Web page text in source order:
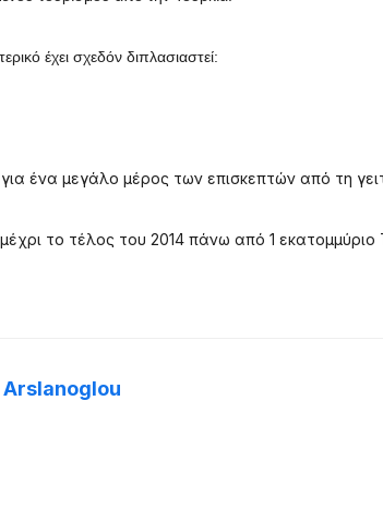
έχει σχεδόν διπλασιαστεί:
ένα μεγάλο μέρος των επισκεπτών από τη
το τέλος του 2014 πάνω από 1 εκατομμύριο